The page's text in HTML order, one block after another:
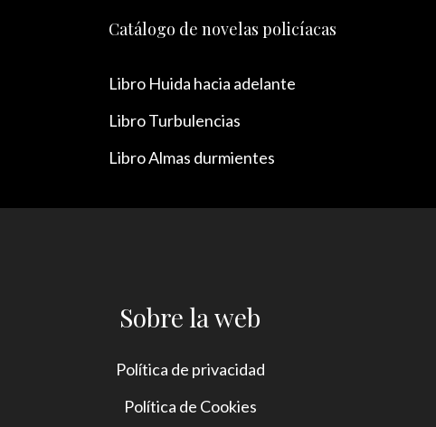
Catálogo de novelas policíacas
Libro Huida hacia adelante
Libro Turbulencias
Libro Almas durmientes
Sobre la web
Política de privacidad
Política de Cookies